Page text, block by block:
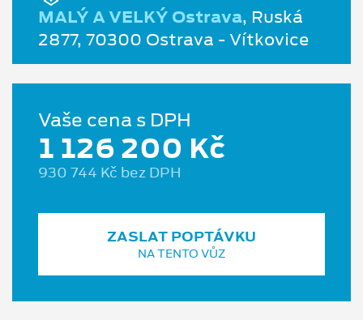
MALÝ A VELKÝ Ostrava, Ruská
2877, 70300 Ostrava - Vítkovice
Vaše cena s DPH
1 126 200 Kč
930 744 Kč bez DPH
ZASLAT POPTÁVKU
NA TENTO VŮZ